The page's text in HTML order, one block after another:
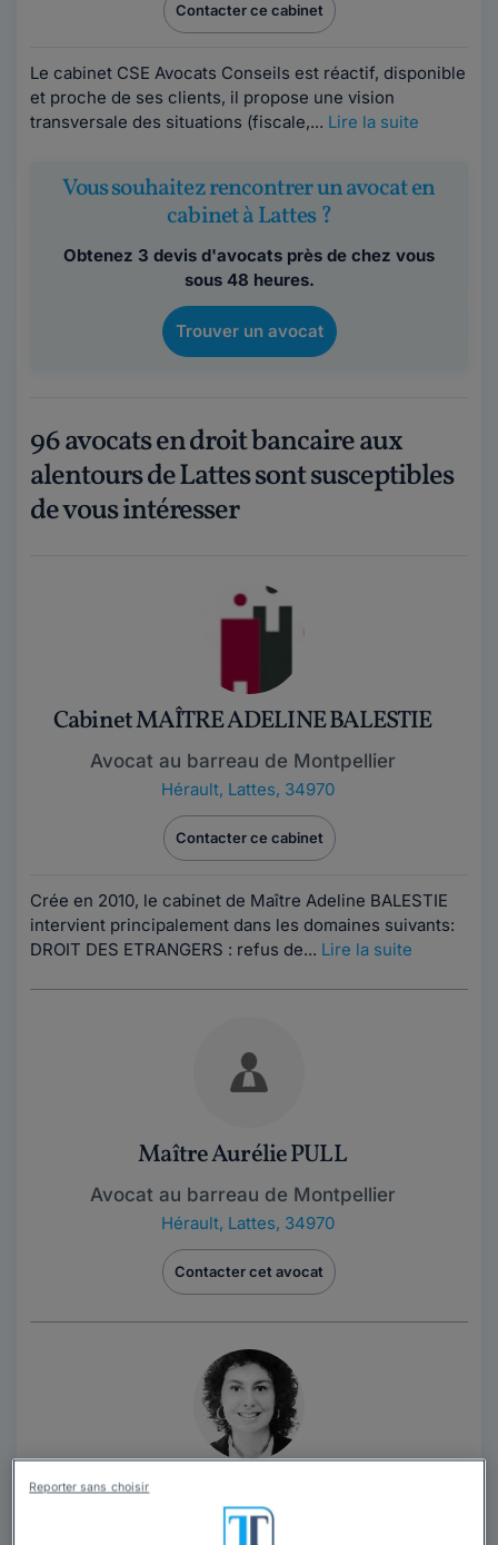
Contacter ce cabinet
Le cabinet CSE Avocats Conseils est réactif, disponible
et proche de ses clients, il propose une vision
transversale des situations (fiscale,... Lire la suite
Vous souhaitez rencontrer un avocat en
cabinet à Lattes ?
Obtenez 3 devis d'avocats près de chez vous
sous 48 heures.
Trouver un avocat
96 avocats en droit bancaire aux
alentours de Lattes sont susceptibles
de vous intéresser
Cabinet MAÎTRE ADELINE BALESTIE
Avocat au barreau de Montpellier
Hérault, Lattes, 34970
Contacter ce cabinet
Crée en 2010, le cabinet de Maître Adeline BALESTIE
intervient principalement dans les domaines suivants:
DROIT DES ETRANGERS : refus de... Lire la suite
Maître Aurélie PULL
Avocat au barreau de Montpellier
Hérault, Lattes, 34970
Contacter cet avocat
Maître Catherine CHANEAC
Avocat au barreau de Montpellier
Reporter sans choisir